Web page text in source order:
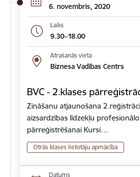
6. novembris, 2020
Laiks
9.30–18.00
Atrašanās vieta
Biznesa Vadības Centrs
BVC - 2.klases
Zināšanu atjaunošana
aizsardzības līdzekļu
pārreģistrēšanai Kursi…
Otrās klases lietotāju apmācība
Datums